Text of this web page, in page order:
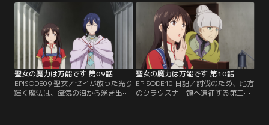
然の異世界に戸惑い、元の世界に戻
れないと知り涙を流した。カイル王
子はそんなアイラの世話をやき、王
立学園に編入させる。アイラ自身も
自分にできることを頑張ろうと…。
を使ったらしいが、記録がないため
詳しいことはユーリにもわからなか
った。ある夜、この世界で出会った
人たちのことを思い返していたセイ
の心に何かが湧き上がってくる。そ
の瞬間……。
聖女の魔力は万能です 第09話
EPISODE09 聖女／セイが放った光り
輝く魔法は、瘴気の沼から湧き出る
聖女の魔力は万能です 第10話
EPISODE10 日記／討伐のため、地方
のクラウスナー領へ遠征する第三騎